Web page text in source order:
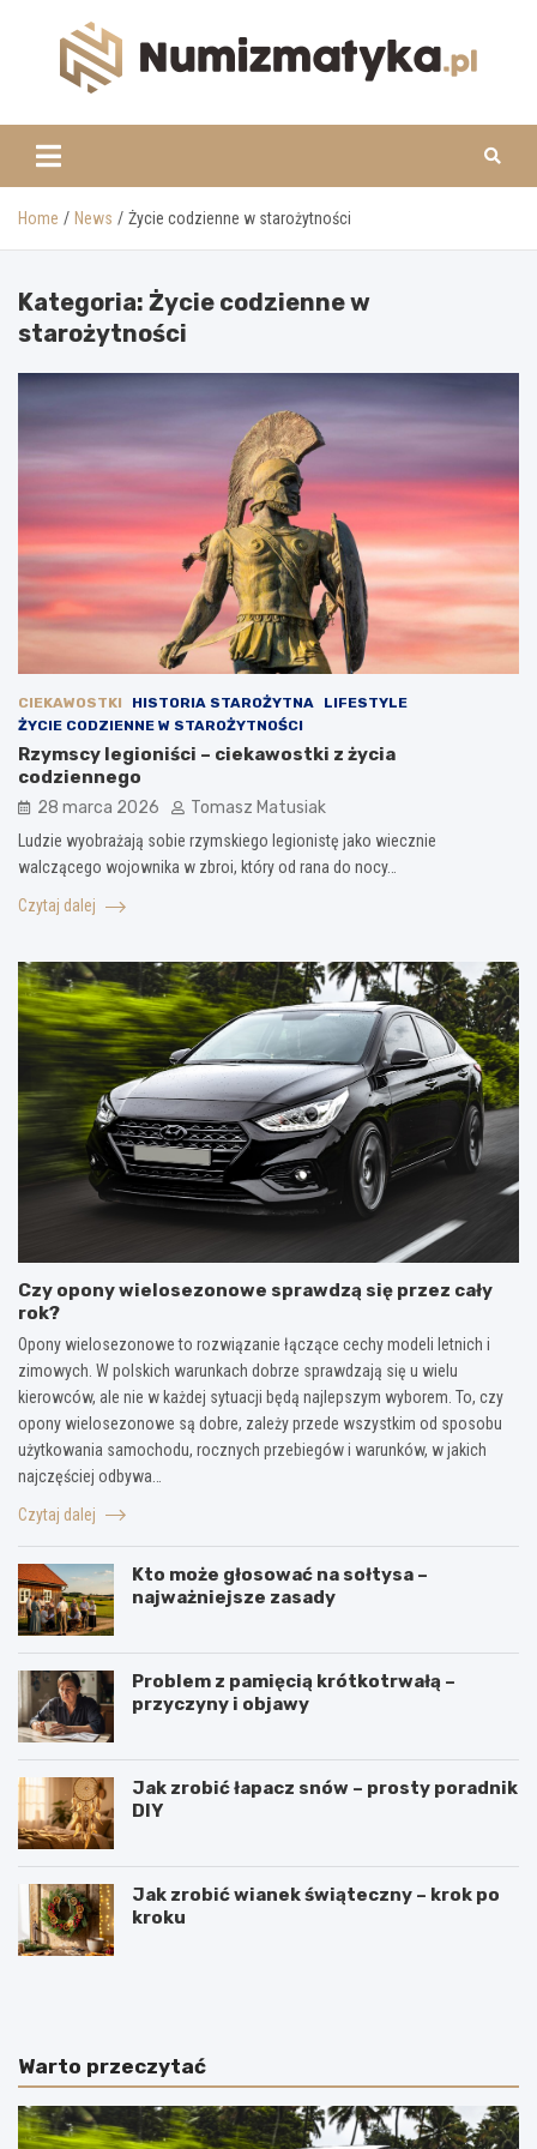
www.numizmatyka.pl
Home News Życie codzienne w starożytności
Kategoria: Życie codzienne w
starożytności
CIEKAWOSTKI HISTORIA STAROŻYTNA
LIFESTYLE
ŻYCIE CODZIENNE W STAROŻYTNOŚCI
Rzymscy legioniści – ciekawostki z życia
codziennego
28 marca 2026 Tomasz Matusiak
Ludzie wyobrażają sobie rzymskiego legionistę jako wiecznie
walczącego wojownika w zbroi, który od rana do nocy…
Czytaj dalej
Czy opony wielosezonowe sprawdzą się przez cały
rok?
Opony wielosezonowe to rozwiązanie łączące cechy modeli letnich i
zimowych. W polskich warunkach dobrze sprawdzają się u wielu
kierowców, ale nie w każdej sytuacji będą najlepszym wyborem. To, czy
opony wielosezonowe są dobre, zależy przede wszystkim od sposobu
użytkowania samochodu, rocznych przebiegów i warunków, w jakich
najczęściej odbywa…
Czytaj dalej
Kto może głosować na sołtysa –
najważniejsze zasady
Problem z pamięcią krótkotrwałą –
przyczyny i objawy
Jak zrobić łapacz snów – prosty poradnik
DIY
Jak zrobić wianek świąteczny – krok po
kroku
J
p
o
l
s
W
y
m
e
n
Warto przeczytać